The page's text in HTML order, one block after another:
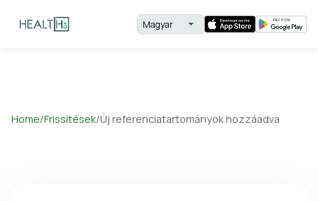
Home/Frissítések/Új referenciatartományok hozzáadva